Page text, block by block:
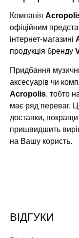
Компанія
офіційним
інтернет-магазині
продукція бренду
Придбання
аксесуарів чи
Acropolis, тобто
має ряд переваг.
доставки,
пришвидшить
на Вашу користь.
ВІДГУКИ